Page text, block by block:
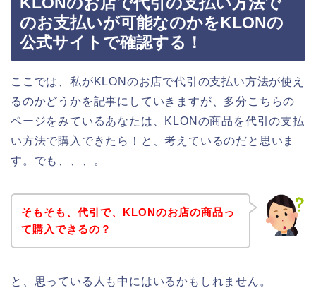
のお支払いが可能なのかをKLONの
公式サイトで確認する！
ここでは、私がKLONのお店で代引の支払い方法が使え
るのかどうかを記事にしていきますが、多分こちらの
ページをみているあなたは、KLONの商品を代引の支払
い方法で購入できたら！と、考えているのだと思いま
す。でも、、、。
そもそも、代引で、KLONのお店の商品っ
て購入できるの？
と、思っている人も中にはいるかもしれません。